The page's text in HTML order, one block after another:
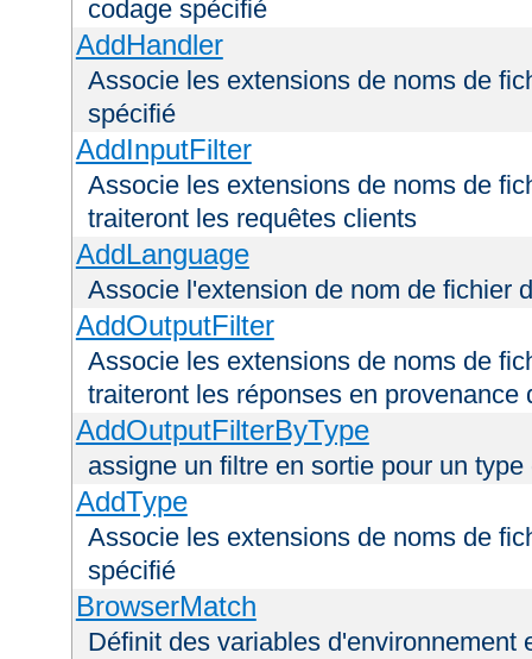
codage spécifié
AddHandler
Associe les extensions de noms de
spécifié
AddInputFilter
Associe les extensions de noms de
traiteront les requêtes clients
AddLanguage
Associe l'extension de nom de fichier
AddOutputFilter
Associe les extensions de noms de
traiteront les réponses en provenance
AddOutputFilterByType
assigne un filtre en sortie pour un
AddType
Associe les extensions de noms de
spécifié
BrowserMatch
Définit des variables d'environnement